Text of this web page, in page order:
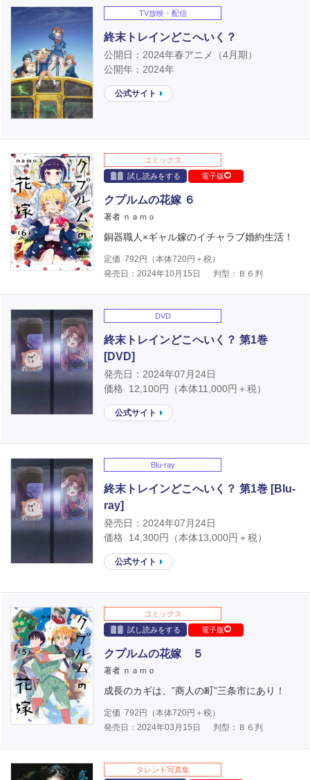
TV放映・配信
終末トレインどこへいく？
公開日：2024年春アニメ（4月期）
公開年：2024年
公式サイト
コミックス
試し読みをする
電子版
クプルムの花嫁 ６
著者 ｎａｍｏ
銅器職人×ギャル嫁のイチャラブ婚約生活！
定価 792 円（本体720円＋税）
発売日：2024年10月15日
判型：Ｂ６判
DVD
終末トレインどこへいく？ 第1巻
[DVD]
発売日：2024年07月24日
価格 12,100円（本体11,000円＋税）
公式サイト
Blu-ray
終末トレインどこへいく？ 第1巻 [Blu-
ray]
発売日：2024年07月24日
価格 14,300円（本体13,000円＋税）
公式サイト
コミックス
試し読みをする
電子版
クプルムの花嫁 ５
著者 ｎａｍｏ
成長のカギは、”商人の町”三条市にあり！
定価 792 円（本体720円＋税）
発売日：2024年03月15日
判型：Ｂ６判
タレント写真集